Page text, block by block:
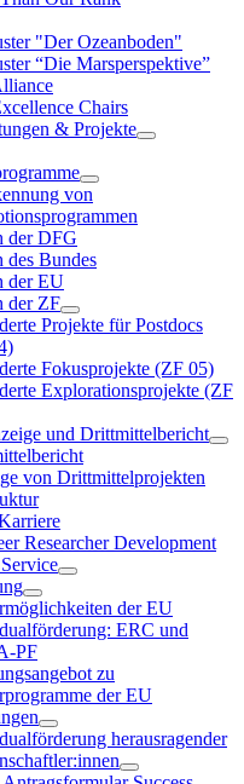
"Der Ozeanboden"
“Die Marsperspektive”
Chairs
& Projekte
von
der DFG
des Bundes
der EU
der ZF
Projekte für Postdocs
Fokusprojekte (ZF 05)
Explorationsprojekte (ZF
und Drittmittelbericht
von Drittmittelprojekten
Researcher Development
der EU
ERC und
PF
zu
der EU
herausragender